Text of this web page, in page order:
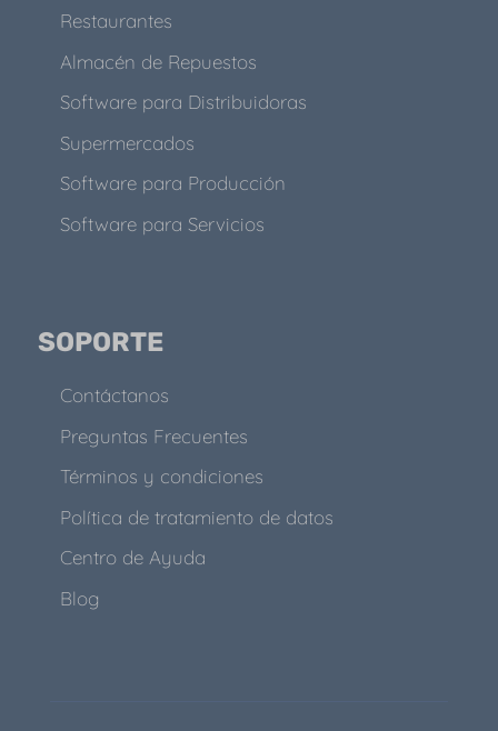
Restaurantes
Almacén de Repuestos
Software para Distribuidoras
Supermercados
Software para Producción
Software para Servicios
SOPORTE
Contáctanos
Preguntas Frecuentes
Términos y condiciones
Política de tratamiento de datos
Centro de Ayuda
Blog